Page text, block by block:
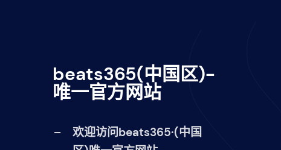
beats365(中国区)-
唯一官方网站
欢迎访问beats365·(中国